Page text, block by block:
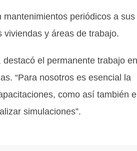
periódicos a sus
y áreas de trabajo.
el permanente trabajo en
“Para nosotros es esencial la
como así también
simulaciones”.